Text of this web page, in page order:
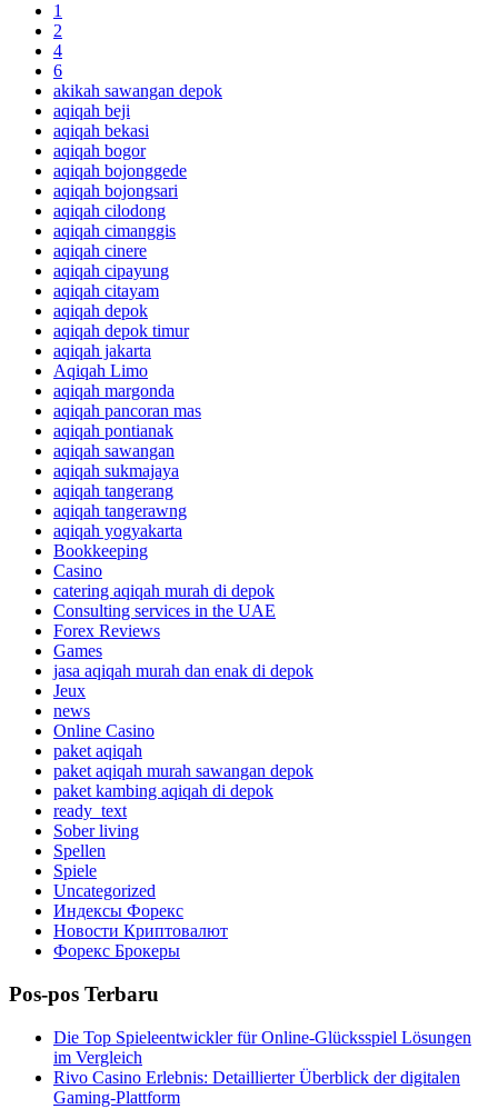
1
2
4
6
akikah sawangan depok
aqiqah beji
aqiqah bekasi
aqiqah bogor
aqiqah bojonggede
aqiqah bojongsari
aqiqah cilodong
aqiqah cimanggis
aqiqah cinere
aqiqah cipayung
aqiqah citayam
aqiqah depok
aqiqah depok timur
aqiqah jakarta
Aqiqah Limo
aqiqah margonda
aqiqah pancoran mas
aqiqah pontianak
aqiqah sawangan
aqiqah sukmajaya
aqiqah tangerang
aqiqah tangerawng
aqiqah yogyakarta
Bookkeeping
Casino
catering aqiqah murah di depok
Consulting services in the UAE
Forex Reviews
Games
jasa aqiqah murah dan enak di depok
Jeux
news
Online Casino
paket aqiqah
paket aqiqah murah sawangan depok
paket kambing aqiqah di depok
ready_text
Sober living
Spellen
Spiele
Uncategorized
Индексы Форекс
Новости Криптовалют
Форекс Брокеры
Pos-pos Terbaru
Die Top Spieleentwickler für Online-Glücksspiel Lösungen
im Vergleich
Rivo Casino Erlebnis: Detaillierter Überblick der digitalen
Gaming-Plattform